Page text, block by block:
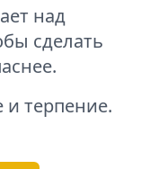
над
сделать
терпение.